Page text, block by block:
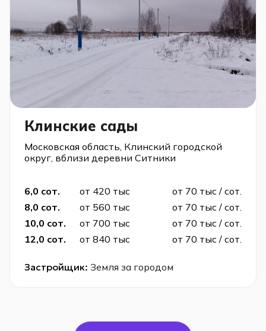
Клинские сады
Московская область, Клинский городской
округ, вблизи деревни Ситники
6,0 сот. от 420 тыс
от 70 тыс / сот.
8,0 сот.
от 560 тыс
от 70 тыс / сот.
10,0 сот.
от 700 тыс
от 70 тыс / сот.
12,0 сот.
от 840 тыс от 70 тыс / сот.
Застройщик: Земля за городом